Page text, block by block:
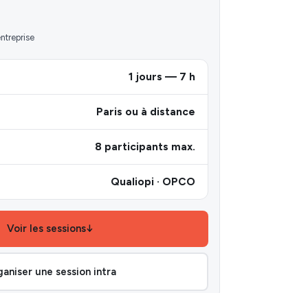
1 jours — 7 h
Paris ou à distance
8 participants max.
Qualiopi · OPCO
Voir les sessions↓
une session intra